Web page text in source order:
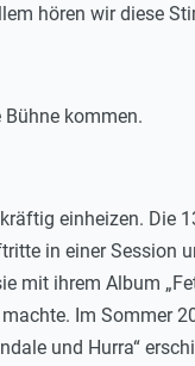
hören wir diese
kommen.
einheizen. Die
in einer Session
mit ihrem Album
Im Sommer
und Hurra“